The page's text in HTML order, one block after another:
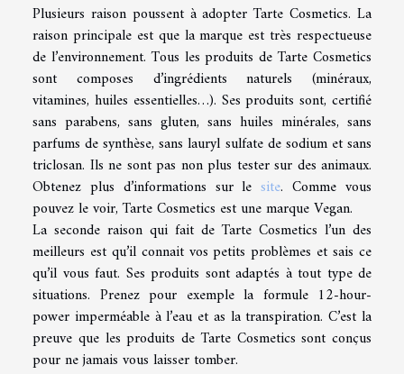
Plusieurs raison poussent à adopter Tarte Cosmetics. La
raison principale est que la marque est très respectueuse
de l’environnement. Tous les produits de Tarte Cosmetics
sont composes d’ingrédients naturels (minéraux,
vitamines, huiles essentielles…). Ses produits sont, certifié
sans parabens, sans gluten, sans huiles minérales, sans
parfums de synthèse, sans lauryl sulfate de sodium et sans
triclosan. Ils ne sont pas non plus tester sur des animaux.
Obtenez plus d’informations sur lesite. Comme vous
pouvez le voir, Tarte Cosmetics est une marque Vegan.
La seconde raison qui fait de Tarte Cosmetics l’un des
meilleurs est qu’il connait vos petits problèmes et sais ce
qu’il vous faut. Ses produits sont adaptés à tout type de
situations. Prenez pour exemple la formule 12-hour-
power imperméable à l’eau et as la transpiration. C’est la
preuve que les produits de Tarte Cosmetics sont conçus
pour ne jamais vous laisser tomber.